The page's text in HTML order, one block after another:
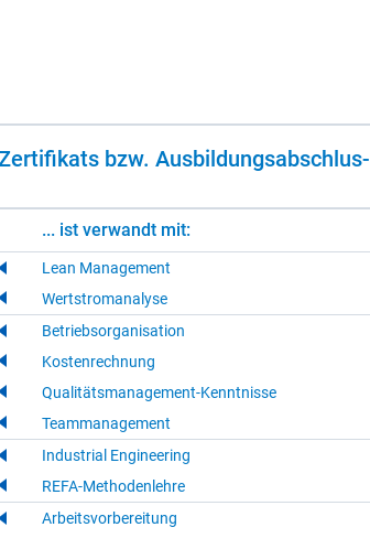
bzw. Aus­bil­dungs­ab­schlus­
... ist verwandt mit:
Lean Management
Wertstromanalyse
Betriebsorganisation
Kostenrechnung
Qualitätsmanagement-Kenntnisse
Teammanagement
Industrial Engineering
REFA-Methodenlehre
Arbeitsvorbereitung